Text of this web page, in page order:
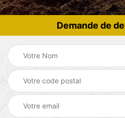
Demande de